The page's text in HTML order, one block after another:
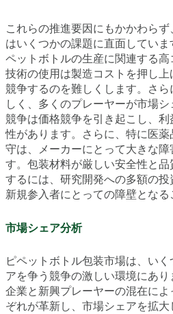
これらの推進要因にもかかわら
はいくつかの課題に直面してい
ペットボトルの生産に関連する
技術の使用は製造コストを押し
競争するのを難しくします。さ
しく、多くのプレーヤーが市場
競争は価格競争を引き起こし、
性があります。さらに、特に医
守は、メーカーにとって大きな障
す。包装材料が厳しい安全性と
するには、研究開発への多額の
新規参入者にとっての障壁となる
市場シェア分析
ピペットボトル包装市場は、い
アを争う競争の激しい環境にあ
企業と新興プレーヤーの混在に
ぞれが革新し、市場シェアを拡